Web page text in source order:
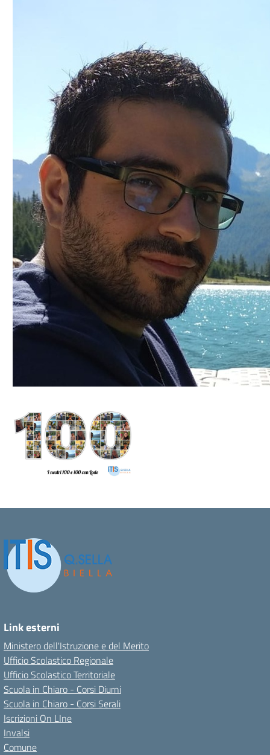
Link esterni
Ministero dell'Istruzione e del Merito
Ufficio Scolastico Regionale
Ufficio Scolastico Territoriale
Scuola in Chiaro - Corsi Diurni
Scuola in Chiaro - Corsi Serali
Iscrizioni On LIne
Invalsi
Comune